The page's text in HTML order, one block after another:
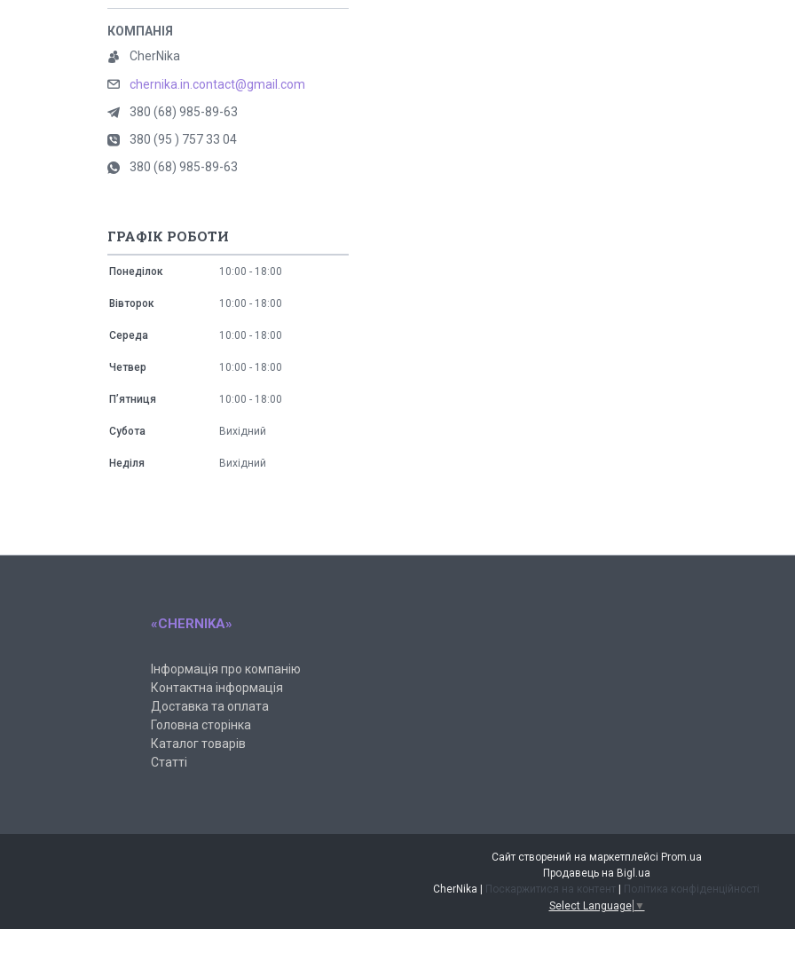
CherNika
chernika.in.contact@gmail.com
380 (68) 985-89-63
380 (95 ) 757 33 04
380 (68) 985-89-63
ГРАФІК РОБОТИ
Понеділок 10:00 18:00
Вівторок 10:00 18:00
Середа 10:00 18:00
Четвер 10:00 18:00
Пʼятниця 10:00 18:00
Субота Вихідний
Неділя Вихідний
«CHERNIKA»
Інформація про компанію
Контактна інформація
Доставка та оплата
Головна сторінка
Каталог товарів
Статті
Сайт створений на маркетплейсі Prom.ua
Продавець на Bigl.ua
Поскаржитися на контент
Політика конфіденційності
Select Language ▼